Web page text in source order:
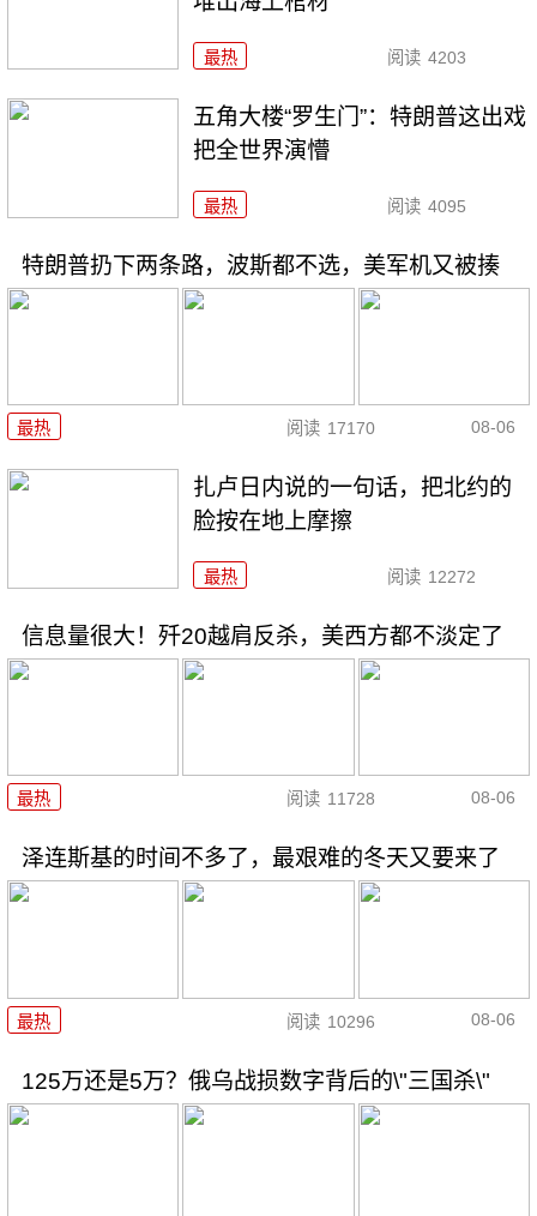
最热 阅读 4203
五角大楼“罗生门”：特朗普这出戏
把全世界演懵
最热 阅读 4095
特朗普扔下两条路，波斯都不选，美军机又被揍
最热 阅读 17170 08-06
扎卢日内说的一句话，把北约的
脸按在地上摩擦
最热 阅读 12272
信息量很大！歼20越肩反杀，美西方都不淡定了
最热 阅读 11728 08-06
泽连斯基的时间不多了，最艰难的冬天又要来了
最热 阅读 10296 08-06
125万还是5万？俄乌战损数字背后的\"三国杀\"